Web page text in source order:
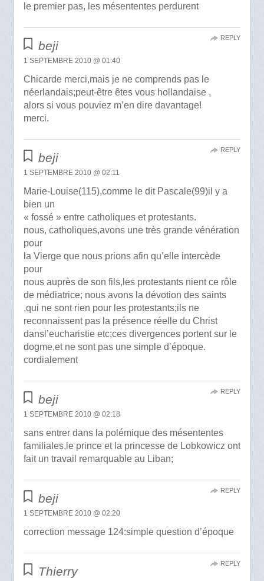
le premier pas, les mésententes perdurent
beji
1 SEPTEMBRE 2010 @ 01:40
Chicarde merci,mais je ne comprends pas le
néerlandais;peut-être êtes vous hollandaise ,
alors si vous pouviez m’en dire davantage!
merci.
REPLY
beji
1 SEPTEMBRE 2010 @ 02:11
Marie-Louise(115),comme le dit Pascale(99)il y a
bien un
« fossé » entre catholiques et protestants.
nous, catholiques,avons une très grande vénération
pour
la Vierge que nous prions afin qu’elle intercède
pour
nous auprès de son fils,les protestants nient ce rôle
de médiatrice; nous avons la dévotion des saints
,qui ne sont rien pour les protestants;ils ne
reconnaissent pas la présence réelle du Christ
dansl’eucharistie etc;ces divergences portent sur le
dogme,et ne sont pas une simple d’époque.
cordialement
REPLY
beji
1 SEPTEMBRE 2010 @ 02:18
sans entrer dans la polémique des mésententes
familiales,le prince et la princesse de Lobkowicz ont
fait un travail remarquable au Liban;
REPLY
beji
1 SEPTEMBRE 2010 @ 02:20
correction message 124:simple question d’époque
REPLY
Thierry
REPLY